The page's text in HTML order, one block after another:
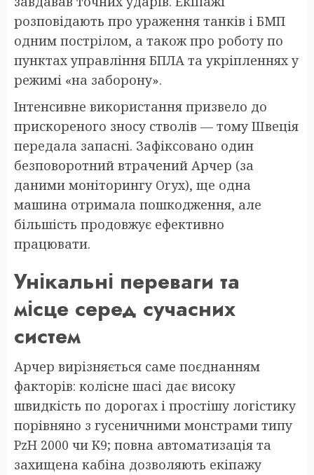
розповідають про ураження танків і БМП
одним пострілом, а також про роботу по
пунктах управління БПЛА та укріпленнях у
режимі «на заборону».
Інтенсивне використання призвело до
прискореного зносу стволів — тому Швеція
передала запасні. Зафіксовано один
безповоротний втрачений Арчер (за
даними моніторингу Oryx), ще одна
машина отримала пошкодження, але
більшість продовжує ефективно
працювати.
Унікальні переваги та
місце серед сучасних
систем
Арчер вирізняється саме поєднанням
факторів: колісне шасі дає високу
швидкість по дорогах і простішу логістику
порівняно з гусеничними монстрами типу
PzH 2000 чи K9; повна автоматизація та
захищена кабіна дозволяють екіпажу